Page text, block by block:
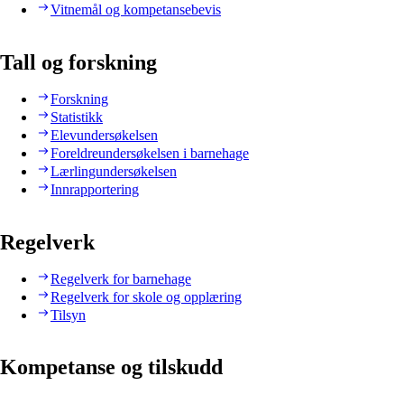
Vitnemål og kompetansebevis
Tall og forskning
Forskning
Statistikk
Elevundersøkelsen
Foreldreundersøkelsen i barnehage
Lærlingundersøkelsen
Innrapportering
Regelverk
Regelverk for barnehage
Regelverk for skole og opplæring
Tilsyn
Kompetanse og tilskudd